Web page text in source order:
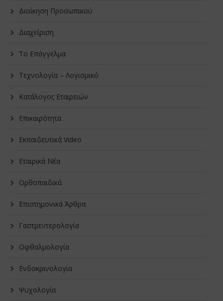
Διοίκηση Προσωπικού
Διαχείριση
Το Επάγγελμα
Τεχνολογία – Λογισμικό
Κατάλογος Εταιρειών
Επικαιρότητα
Εκπαιδευτικά Video
Εταιρικά Νέα
Oρθοπαιδικά
Επιστημονικά Άρθρα
Γαστρεντερολογία
Οφθαλμολογία
Ενδοκρινολογία
Ψυχολογία